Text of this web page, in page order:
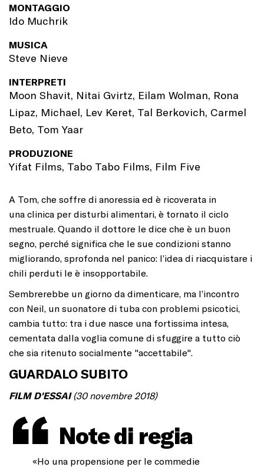
MONTAGGIO
Ido Muchrik
MUSICA
Steve Nieve
INTERPRETI
Moon Shavit, Nitai Gvirtz, Eilam Wolman, Rona
Lipaz, Michael, Lev Keret, Tal Berkovich, Carmel
Beto, Tom Yaar
PRODUZIONE
Yifat Films, Tabo Tabo Films, Film Five
A Tom, che soffre di anoressia ed è ricoverata in
una clinica per disturbi alimentari, è tornato il ciclo
mestruale. Quando il dottore le dice che è un buon
segno, perché significa che le sue condizioni stanno
migliorando, sprofonda nel panico: l’idea di riacquistare i
chili perduti le è insopportabile.
Sembrerebbe un giorno da dimenticare, ma l’incontro
con Neil, un suonatore di tuba con problemi psicotici,
cambia tutto: tra i due nasce una fortissima intesa,
cementata dalla voglia comune di sfuggire a tutto ciò
che sia ritenuto socialmente "accettabile".
GUARDALO SUBITO
FILM D'ESSAI (30 novembre 2018)
Note di regia
«Ho una propensione per le commedie